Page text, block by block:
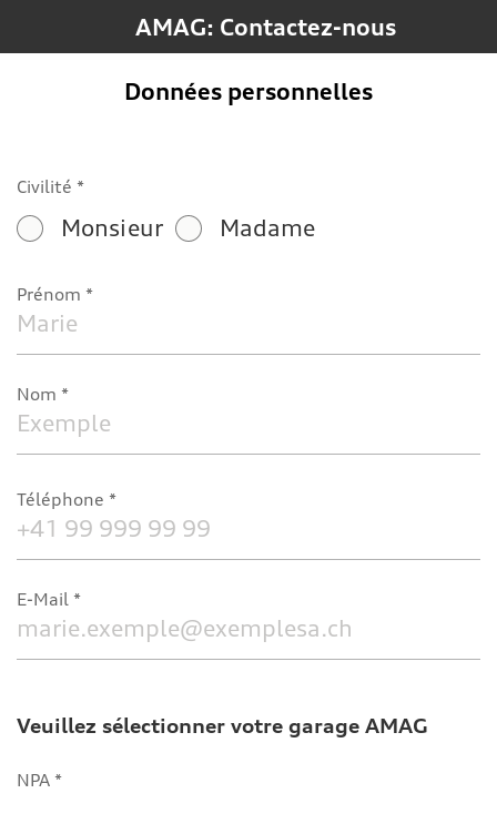
AMAG: Contactez-nous
Données personnelles
Civilité
Monsieur Madame
Prénom
Nom
Téléphone
E-Mail
Veuillez sélectionner votre garage AMAG
NPA